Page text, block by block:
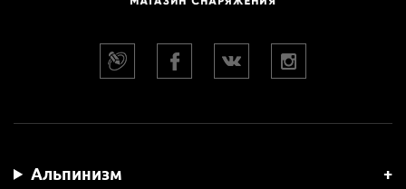
Альпинизм